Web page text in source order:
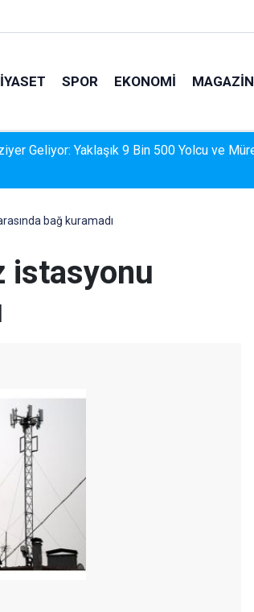
SPOR EKONOMI MAGAZIN
TEMİZLİK SEFERBERLİĞİ
bağ kuramadı
istasyonu